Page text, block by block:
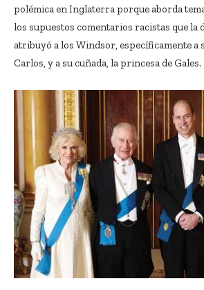
polémica en Inglaterra porque aborda
los supuestos comentarios racistas que la
atribuyó a los Windsor, específicamente a
Carlos, y a su cuñada, la princesa de Gales.